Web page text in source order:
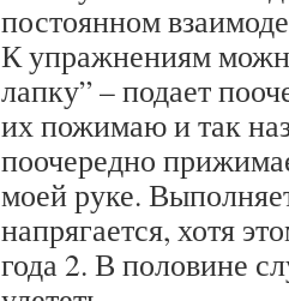
постоянном
К упражнениям
лапку” – подает
их пожимаю и так
поочередно
моей руке.
напрягается, хотя
года 2. В половине